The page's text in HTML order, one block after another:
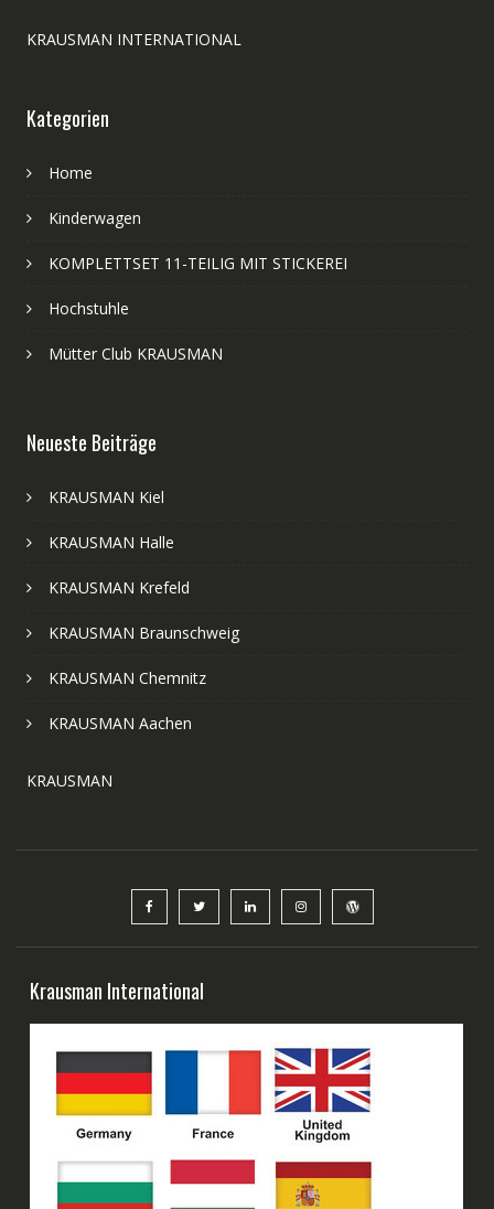
KRAUSMAN INTERNATIONAL
Kategorien
Home
Kinderwagen
KOMPLETTSET 11-TEILIG MIT STICKEREI
Hochstuhle
Mütter Club KRAUSMAN
Neueste Beiträge
KRAUSMAN Kiel
KRAUSMAN Halle
KRAUSMAN Krefeld
KRAUSMAN Braunschweig
KRAUSMAN Chemnitz
KRAUSMAN Aachen
KRAUSMAN
Krausman International